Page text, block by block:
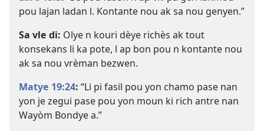
pou lajan ladan l. Kontante nou ak sa nou genyen.”
Sa vle di: Olye n kouri dèye richès ak tout
konsekans li ka pote, l ap bon pou n kontante nou
ak sa nou vrèman bezwen.
Matye 19:24: “Li pi fasil pou yon chamo pase nan
yon je zegui pase pou yon moun ki rich antre nan
Wayòm Bondye a.”